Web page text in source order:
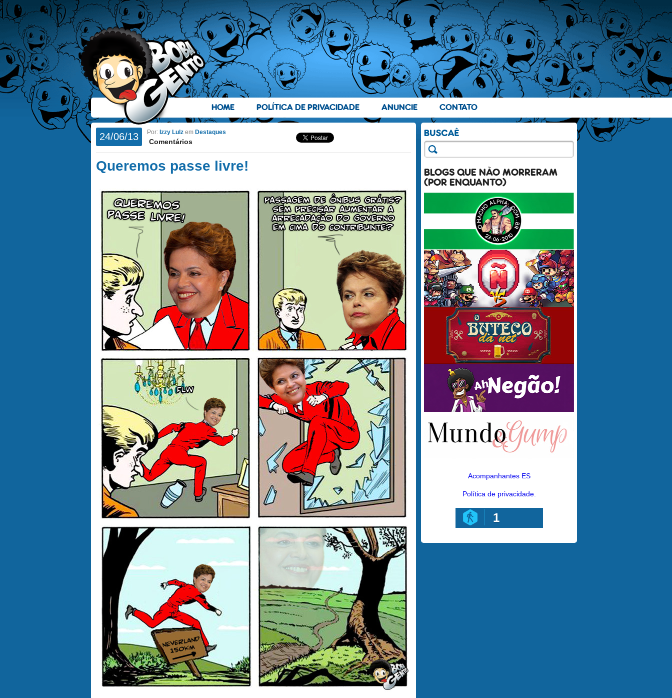
HOME POLÍTICA DE PRIVACIDADE ANUNCIE CONTATO
24/06/13 Por: Izzy Lulz em Destaques
Comentários
Queremos passe livre!
BLOGS QUE NÃO MORRERAM
(POR ENQUANTO)
Acompanhantes ES
Política de privacidade.
1